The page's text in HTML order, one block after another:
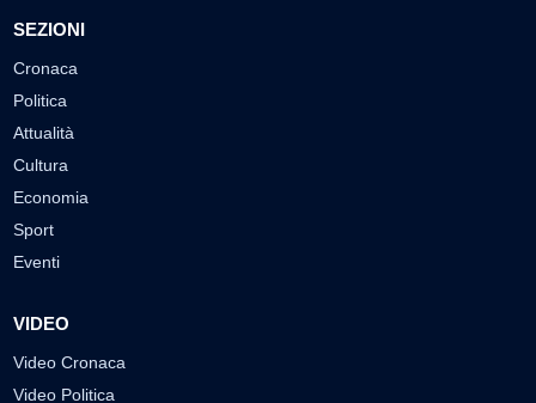
SEZIONI
Cronaca
Politica
Attualità
Cultura
Economia
Sport
Eventi
VIDEO
Video Cronaca
Video Politica